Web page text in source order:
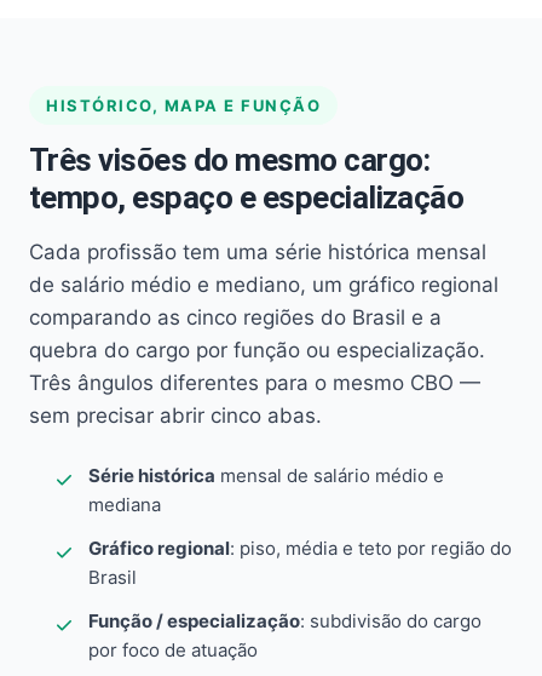
HISTÓRICO, MAPA E FUNÇÃO
Três visões do mesmo cargo:
tempo, espaço e especialização
Cada profissão tem uma série histórica mensal
de salário médio e mediano, um gráfico regional
comparando as cinco regiões do Brasil e a
quebra do cargo por função ou especialização.
Três ângulos diferentes para o mesmo CBO —
sem precisar abrir cinco abas.
Série histórica mensal de salário médio e
mediana
Gráfico regional: piso, média e teto por região do
Brasil
Função / especialização: subdivisão do cargo
por foco de atuação